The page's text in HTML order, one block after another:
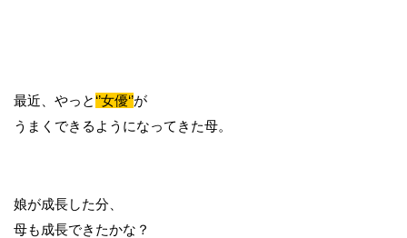
最近、やっと ‘’女優‘’が
うまくできるようになってきた母。
娘が成長した分、
母も成長できたかな？